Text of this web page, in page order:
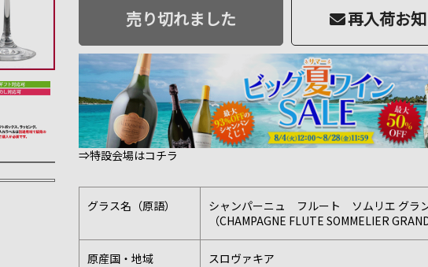
売り切れました 再入荷お
⇒特設会場はコチラ
グラス名（原語）
シャンパーニュ フルート ソムリエ グラ
（CHAMPAGNE FLUTE SOMMELIER
原産国・地域 スロヴァキア